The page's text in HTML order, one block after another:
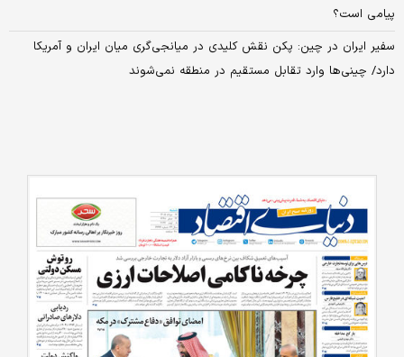
پیامی است؟
سفیر ایران در چین: پکن نقش کلیدی در میانجی‌گری میان ایران و آمریکا
دارد/ چینی‌ها وارد تقابل مستقیم در منطقه نمی‌شوند